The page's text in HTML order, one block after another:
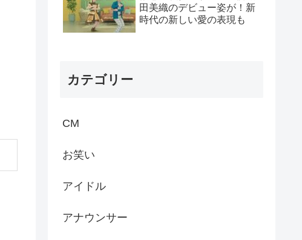
田美織のデビュー姿が！新
時代の新しい愛の表現も
カテゴリー
CM
お笑い
アイドル
アナウンサー